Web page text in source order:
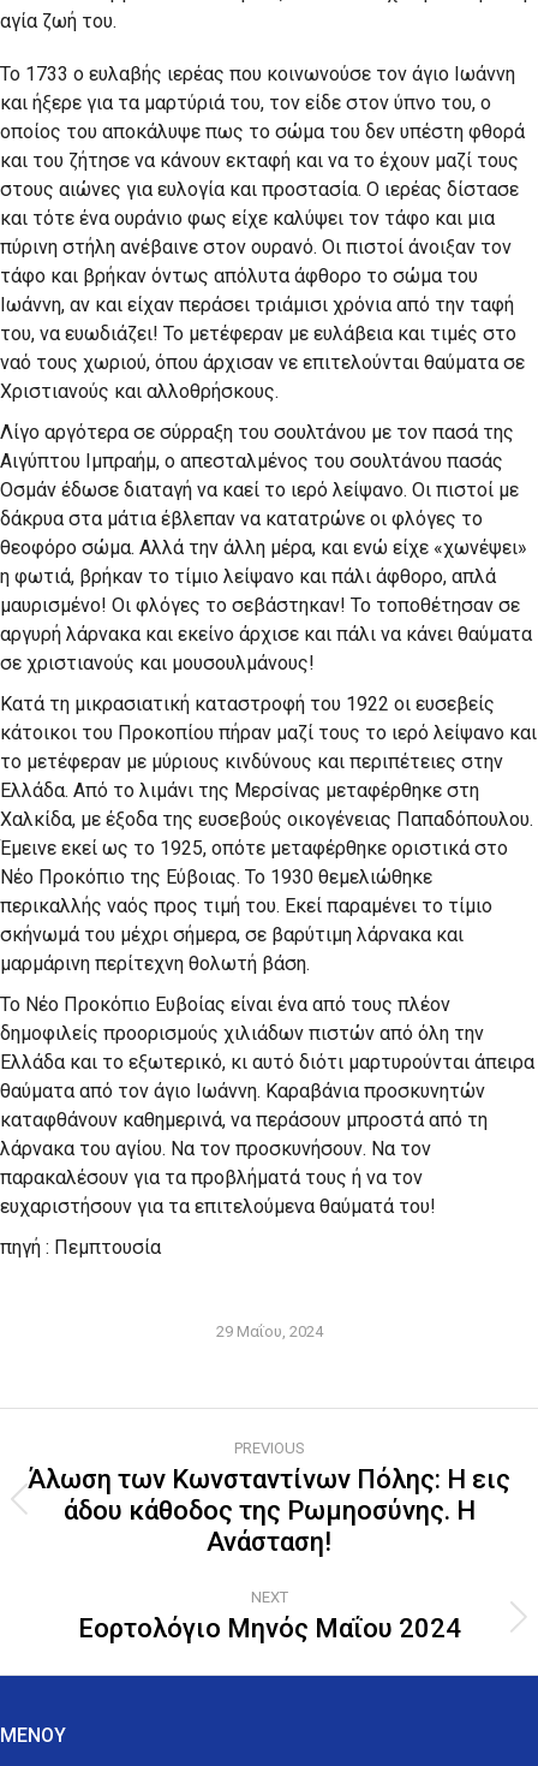
αγία ζωή του.
Το 1733 ο ευλαβής ιερέας που κοινωνούσε τον άγιο Ιωάννη
και ήξερε για τα μαρτύριά του, τον είδε στον ύπνο του, ο
οποίος του αποκάλυψε πως το σώμα του δεν υπέστη φθορά
και του ζήτησε να κάνουν εκταφή και να το έχουν μαζί τους
στους αιώνες για ευλογία και προστασία. Ο ιερέας δίστασε
και τότε ένα ουράνιο φως είχε καλύψει τον τάφο και μια
πύρινη στήλη ανέβαινε στον ουρανό. Οι πιστοί άνοιξαν τον
τάφο και βρήκαν όντως απόλυτα άφθορο το σώμα του
Ιωάννη, αν και είχαν περάσει τριάμισι χρόνια από την ταφή
του, να ευωδιάζει! Το μετέφεραν με ευλάβεια και τιμές στο
ναό τους χωριού, όπου άρχισαν νε επιτελούνται θαύματα σε
Χριστιανούς και αλλοθρήσκους.
Λίγο αργότερα σε σύρραξη του σουλτάνου με τον πασά της
Αιγύπτου Ιμπραήμ, ο απεσταλμένος του σουλτάνου πασάς
Οσμάν έδωσε διαταγή να καεί το ιερό λείψανο. Οι πιστοί με
δάκρυα στα μάτια έβλεπαν να κατατρώνε οι φλόγες το
θεοφόρο σώμα. Αλλά την άλλη μέρα, και ενώ είχε «χωνέψει»
η φωτιά, βρήκαν το τίμιο λείψανο και πάλι άφθορο, απλά
μαυρισμένο! Οι φλόγες το σεβάστηκαν! Το τοποθέτησαν σε
αργυρή λάρνακα και εκείνο άρχισε και πάλι να κάνει θαύματα
σε χριστιανούς και μουσουλμάνους!
Κατά τη μικρασιατική καταστροφή του 1922 οι ευσεβείς
κάτοικοι του Προκοπίου πήραν μαζί τους το ιερό λείψανο και
το μετέφεραν με μύριους κινδύνους και περιπέτειες στην
Ελλάδα. Από το λιμάνι της Μερσίνας μεταφέρθηκε στη
Χαλκίδα, με έξοδα της ευσεβούς οικογένειας Παπαδόπουλου.
Έμεινε εκεί ως το 1925, οπότε μεταφέρθηκε οριστικά στο
Νέο Προκόπιο της Εύβοιας. Το 1930 θεμελιώθηκε
περικαλλής ναός προς τιμή του. Εκεί παραμένει το τίμιο
σκήνωμά του μέχρι σήμερα, σε βαρύτιμη λάρνακα και
μαρμάρινη περίτεχνη θολωτή βάση.
Το Νέο Προκόπιο Ευβοίας είναι ένα από τους πλέον
δημοφιλείς προορισμούς χιλιάδων πιστών από όλη την
Ελλάδα και το εξωτερικό, κι αυτό διότι μαρτυρούνται άπειρα
θαύματα από τον άγιο Ιωάννη. Καραβάνια προσκυνητών
καταφθάνουν καθημερινά, να περάσουν μπροστά από τη
λάρνακα του αγίου. Να τον προσκυνήσουν. Να τον
παρακαλέσουν για τα προβλήματά τους ή να τον
ευχαριστήσουν για τα επιτελούμενα θαύματά του!
πηγή : Πεμπτουσία
29 Μαΐου, 2024
navigation
PREVIOUS
Previous
post:
Άλωση των Κωνσταντίνων Πόλης: Η εις
άδου κάθοδος της Ρωμηοσύνης. Η
Ανάσταση!
NEXT
Next
Εορτολόγιο Μηνός Μαΐου 2024
ΜΕΝΟΥ